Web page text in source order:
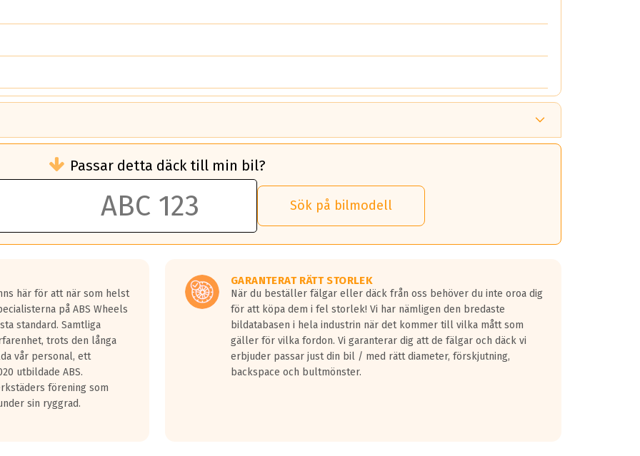
än ett klass G däck.
50 liter bränsle med ett klass A däck gentemot ett klass G däck.
vilken rutt du kör, samt vilken körstil du använder.
lastbilar.
på en väg där det ligger 0.5-1.5 mm vatten.
fyra billängder( ca 18meter) mellan däck med betyg A gentemot
överträffa motorljudet.
ett däck med vågar. Hög bullernivå markeras med svarta vågor
kraven som finns i dagsläget, men är inte längre tillåtna enligt nya
Passar detta däck till min bil?
Sök på bilmodell
här för att när som helst
på ABS Wheels
standard. Samtliga
trots den långa
vår personal, ett
utbildade ABS.
förening som
sin ryggrad.
GARANTERAT RÄTT STORLEK
När du beställer fälgar eller däck från oss behöver du inte oroa dig
för att köpa dem i fel storlek! Vi har nämligen den bredaste
bildatabasen i hela industrin när det kommer till vilka mått som
gäller för vilka fordon. Vi garanterar dig att de fälgar och däck vi
erbjuder passar just din bil / med rätt diameter, förskjutning,
backspace och bultmönster.